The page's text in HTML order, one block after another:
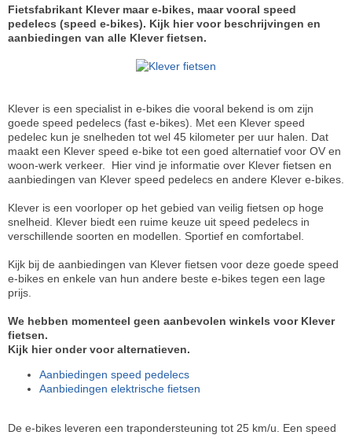
Fietsfabrikant Klever maar e-bikes, maar vooral speed
pedelecs (speed e-bikes). Kijk hier voor beschrijvingen en
aanbiedingen van alle Klever fietsen.
Klever is een specialist in e-bikes die vooral bekend is om zijn
goede speed pedelecs (fast e-bikes). Met een Klever speed
pedelec kun je snelheden tot wel 45 kilometer per uur halen. Dat
maakt een Klever speed e-bike tot een goed alternatief voor OV en
woon-werk verkeer. Hier vind je informatie over Klever fietsen en
aanbiedingen van Klever speed pedelecs en andere Klever e-bikes.
Klever is een voorloper op het gebied van veilig fietsen op hoge
snelheid. Klever biedt een ruime keuze uit speed pedelecs in
verschillende soorten en modellen. Sportief en comfortabel.
Kijk bij de aanbiedingen van Klever fietsen voor deze goede speed
e-bikes en enkele van hun andere beste e-bikes tegen een lage
prijs.
We hebben momenteel geen aanbevolen winkels voor Klever
fietsen.
Kijk hier onder voor alternatieven.
Aanbiedingen speed pedelecs
Aanbiedingen elektrische fietsen
De e-bikes leveren een trapondersteuning tot 25 km/u. Een speed